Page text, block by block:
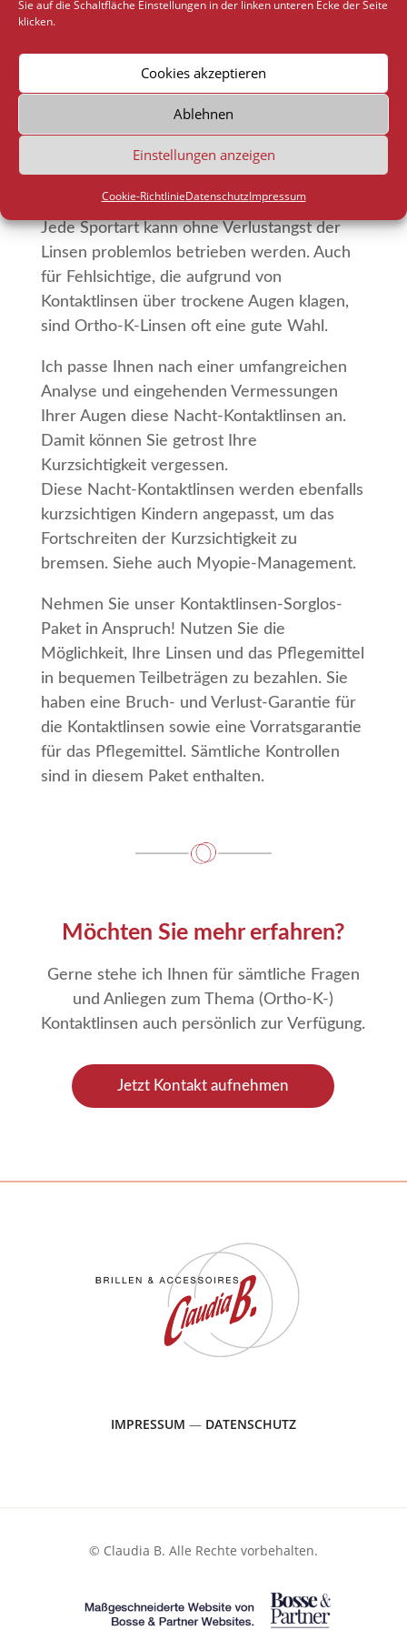
Sie auf die Schaltfläche Einstellungen in der linken unteren Ecke der Seite
klicken.
Cookies akzeptieren
Ablehnen
Einstellungen anzeigen
Cookie-RichtlinieDatenschutzImpressum
keine herkömmlichen Kontaktlinsen
Freiheit genießen möchten, oben ohne
deutlich zu sehen, dann sind Sie bei mir
richtig. Uneingeschränkt scharf sehen – was
Jede Sportart kann ohne Verlustangst der
Linsen problemlos betrieben werden. Auch
für Fehlsichtige, die aufgrund von
Kontaktlinsen über trockene Augen klagen,
sind Ortho-K-Linsen oft eine gute Wahl.
Ich passe Ihnen nach einer umfangreichen
Analyse und eingehenden Vermessungen
Ihrer Augen diese Nacht-Kontaktlinsen an.
Damit können Sie getrost Ihre
Kurzsichtigkeit vergessen.
Diese Nacht-Kontaktlinsen werden ebenfalls
kurzsichtigen Kindern angepasst, um das
Fortschreiten der Kurzsichtigkeit zu
bremsen. Siehe auch Myopie-Management.
Nehmen Sie unser Kontaktlinsen-Sorglos-
Paket in Anspruch! Nutzen Sie die
Möglichkeit, Ihre Linsen und das Pflegemittel
in bequemen Teilbeträgen zu bezahlen. Sie
haben eine Bruch- und Verlust-Garantie für
die Kontaktlinsen sowie eine Vorratsgarantie
für das Pflegemittel. Sämtliche Kontrollen
sind in diesem Paket enthalten.
Möchten Sie mehr erfahren?
Gerne stehe ich Ihnen für sämtliche Fragen
und Anliegen zum Thema (Ortho-K-)
Kontaktlinsen auch persönlich zur Verfügung.
Jetzt Kontakt aufnehmen
IMPRESSUM — DATENSCHUTZ
© Claudia B. Alle Rechte vorbehalten.